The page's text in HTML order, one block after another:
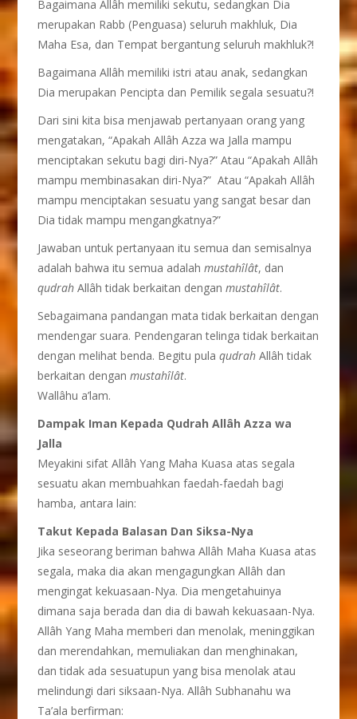
Bagaimana Allâh memiliki sekutu, sedangkan Dia
merupakan Rabb (Penguasa) seluruh makhluk, Dia
Maha Esa, dan Tempat bergantung seluruh makhluk?!
Bagaimana Allâh memiliki istri atau anak, sedangkan
Dia merupakan Pencipta dan Pemilik segala sesuatu?!
Dari sini kita bisa menjawab pertanyaan orang yang
mengatakan, “Apakah Allâh Azza wa Jalla mampu
menciptakan sekutu bagi diri-Nya?” Atau “Apakah Allâh
mampu membinasakan diri-Nya?” Atau “Apakah Allâh
mampu menciptakan sesuatu yang sangat besar dan
Dia tidak mampu mengangkatnya?”
Jawaban untuk pertanyaan itu semua dan semisalnya
adalah bahwa itu semua adalahmustahîlât, dan
qudrah Allâh tidak berkaitan denganmustahîlât.
Sebagaimana pandangan mata tidak berkaitan dengan
mendengar suara. Pendengaran telinga tidak berkaitan
dengan melihat benda. Begitu pulaqudrah Allâh tidak
berkaitan denganmustahîlât.
Wallâhu a’lam.
Dampak Iman Kepada Qudrah Allâh Azza wa
Jalla
Meyakini sifat Allâh Yang Maha Kuasa atas segala
sesuatu akan membuahkan faedah-faedah bagi
hamba, antara lain:
Takut Kepada Balasan Dan Siksa-Nya
Jika seseorang beriman bahwa Allâh Maha Kuasa atas
segala, maka dia akan mengagungkan Allâh dan
mengingat kekuasaan-Nya. Dia mengetahuinya
dimana saja berada dan dia di bawah kekuasaan-Nya.
Allâh Yang Maha memberi dan menolak, meninggikan
dan merendahkan, memuliakan dan menghinakan,
dan tidak ada sesuatupun yang bisa menolak atau
melindungi dari siksaan-Nya. Allâh Subhanahu wa
Ta’ala berfirman: